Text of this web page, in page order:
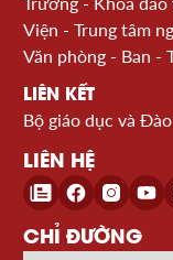
Viện - Trung tâm
Văn phòng - Ban -
LIÊN KẾT
Bộ giáo dục và
LIÊN HỆ
CHỈ ĐƯỜNG